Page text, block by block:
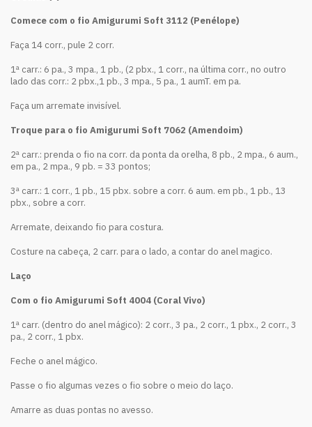
Comece com o fio Amigurumi Soft 3112 (Penélope)
Faça 14 corr., pule 2 corr.
1ª carr.: 6 pa., 3 mpa., 1 pb., (2 pbx., 1 corr., na última corr., no outro
lado das corr.: 2 pbx.,1 pb., 3 mpa., 5 pa., 1 aumT. em pa.
Faça um arremate invisível.
Troque para o fio Amigurumi Soft 7062 (Amendoim)
2ª carr.: prenda o fio na corr. da ponta da orelha, 8 pb., 2 mpa., 6 aum.,
em pa., 2 mpa., 9 pb. = 33 pontos;
3ª carr.: 1 corr., 1 pb., 15 pbx. sobre a corr. 6 aum. em pb., 1 pb., 13
pbx., sobre a corr.
Arremate, deixando fio para costura.
Costure na cabeça, 2 carr. para o lado, a contar do anel magico.
Laço
Com o fio Amigurumi Soft 4004 (Coral Vivo)
1ª carr. (dentro do anel mágico): 2 corr., 3 pa., 2 corr., 1 pbx., 2 corr., 3
pa., 2 corr., 1 pbx.
Feche o anel mágico.
Passe o fio algumas vezes o fio sobre o meio do laço.
Amarre as duas pontas no avesso.